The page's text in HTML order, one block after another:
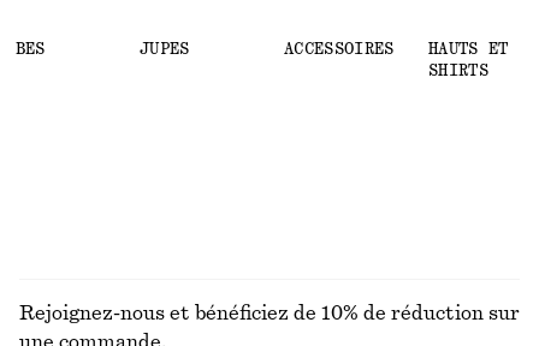
JUPES ACCESSOIRES
HAUTS ET T-
SHIRTS
Rejoignez-nous et bénéficiez de 10% de réduction sur